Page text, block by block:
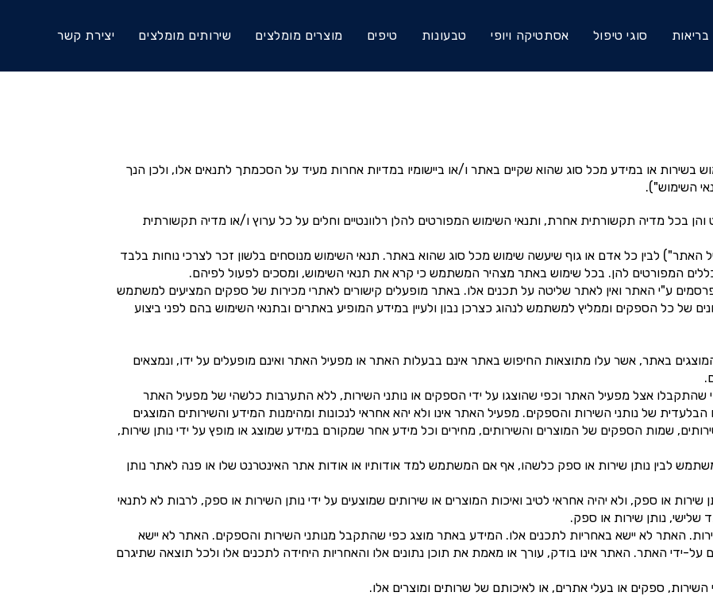
בריאות סוגי טיפול אסתטיקה ויופי טבעונות טיפים מוצרים מומלצים שירותים מומלצים יצירת קשר
בשירות או במידע מכל סוג שהוא שקיים באתר ו/או ביישומיו במדיות אחרות מעיד על הסכמתך לתנאים אלו, ולכן הנך
השימוש").
והן בכל מדיה תקשורתית אחרת, ותנאי השימוש המפורטים להלן רלוונטיים וחלים על כל ערוץ ו/או מדיה תקשורתית
לבין כל אדם או גוף שיעשה שימוש מכל סוג שהוא באתר. תנאי השימוש מנוסחים בלשון זכר לצרכי נוחות בלבד
המפורטים להן. בכל שימוש באתר מצהיר המשתמש כי קרא את תנאי השימוש, ומסכים לפעול לפיהם.
ע"י האתר ואין לאתר שליטה על תכנים אלו. באתר מופעלים קישורים לאתרי מכירות של ספקים המציעים למשתמש
של כל הספקים וממליץ למשתמש לנהוג כצרכן נבון ולעיין במידע המופיע באתרים ובתנאי השימוש בהם לפני ביצוע
באתר, אשר עלו מתוצאות החיפוש באתר אינם בבעלות האתר או מפעיל האתר ואינם מופעלים על ידו, ונמצאים
אצל מפעיל האתר וכפי שהוצגו על ידי הספקים או נותני השירות, ללא התערבות כלשהי של מפעיל האתר
של נותני השירות והספקים. מפעיל האתר אינו ולא יהא אחראי לנכונות ומהימנות המידע והשירותים המוצגים
שמות הספקים של המוצרים והשירותים, מחירים וכל מידע אחר שמקורם במידע שמוצג או מופץ על ידי נותן שירות,
לבין נותן שירות או ספק כלשהו, אף אם המשתמש למד אודותיו או אודות אתר האינטרנט שלו או פנה לאתר נותן
או ספק, ולא יהיה אחראי לטיב ואיכות המוצרים או שירותים שמוצעים על ידי נותן השירות או ספק, לרבות לא לתנאי
נותן שירות או ספק.
האתר לא יישא באחריות לתכנים אלו. המידע באתר מוצג כפי שהתקבל מנותני השירות והספקים. האתר לא יישא
ידי האתר. האתר אינו בודק, עורך או מאמת את תוכן נתונים אלו והאחריות היחידה לתכנים אלו ולכל תוצאה שתיגרם
ספקים או בעלי אתרים, או לאיכותם של שרותים ומוצרים אלו.